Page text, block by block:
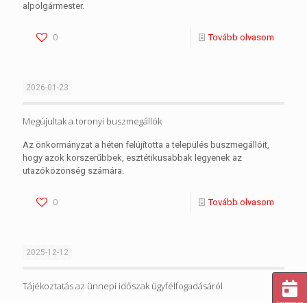
alpolgármester.
0 Tovább olvasom
2026-01-23
Megújultak a toronyi buszmegállók
Az önkormányzat a héten felújította a település buszmegállóit,
hogy azok korszerűbbek, esztétikusabbak legyenek az
utazóközönség számára.
0 Tovább olvasom
2025-12-12
Tájékoztatás az ünnepi időszak ügyfélfogadásáról